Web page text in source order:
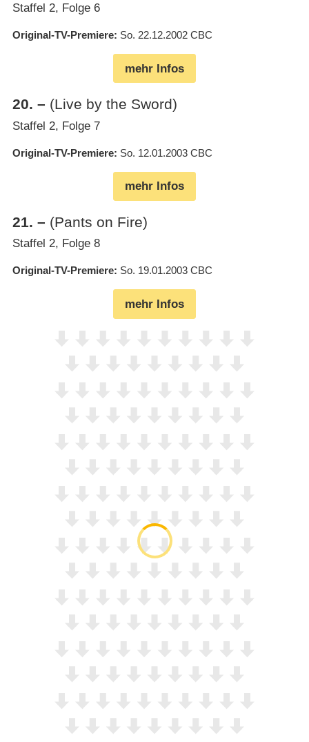
Staffel 2, Folge 6
Original-TV-Premiere So. 22.12.2002 CBC
mehr Infos
20. – (Live by the Sword)
Staffel 2, Folge 7
Original-TV-Premiere So. 12.01.2003 CBC
mehr Infos
21. – (Pants on Fire)
Staffel 2, Folge 8
Original-TV-Premiere So. 19.01.2003 CBC
mehr Infos